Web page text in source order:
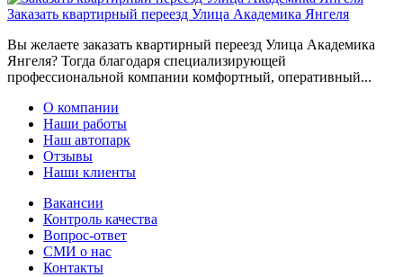
Заказать квартирный переезд Улица Академика Янгеля
Вы желаете заказать квартирный переезд Улица Академика
Янгеля? Тогда благодаря специализирующей
профессиональной компании комфортный, оперативный...
О компании
Наши работы
Наш автопарк
Отзывы
Наши клиенты
Вакансии
Контроль качества
Вопрос-ответ
СМИ о нас
Контакты